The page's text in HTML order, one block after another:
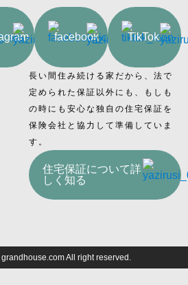
facebook TikTok
長い間住み続ける家だから、法で
定められた保証以外にも、もしも
の時にも安心な独自の住宅保証を
保険会社と協力して準備していま
す。
住宅保証について詳
しく知る
All right reserved.